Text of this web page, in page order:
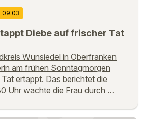
09:03
Diebe auf frischer Tat
Wunsiedel in Oberfranken
am frühen Sonntagmorgen
ertappt. Das berichtet die
Uhr wachte die Frau durch …